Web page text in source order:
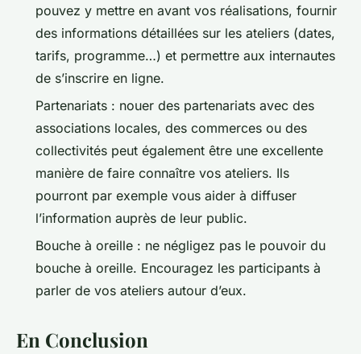
pouvez y mettre en avant vos réalisations, fournir
des informations détaillées sur les ateliers (dates,
tarifs, programme…) et permettre aux internautes
de s’inscrire en ligne.
Partenariats : nouer des partenariats avec des
associations locales, des commerces ou des
collectivités peut également être une excellente
manière de faire connaître vos ateliers. Ils
pourront par exemple vous aider à diffuser
l’information auprès de leur public.
Bouche à oreille : ne négligez pas le pouvoir du
bouche à oreille. Encouragez les participants à
parler de vos ateliers autour d’eux.
En Conclusion